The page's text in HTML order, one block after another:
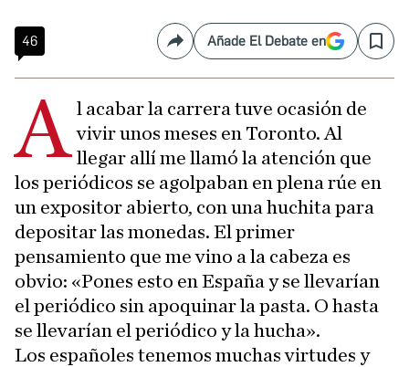
46 CompartirAñade El Debate en Save
A l acabar la carrera tuve ocasión de
vivir unos meses en Toronto. Al
llegar allí me llamó la atención que
los periódicos se agolpaban en plena rúe en
un expositor abierto, con una huchita para
depositar las monedas. El primer
pensamiento que me vino a la cabeza es
obvio: «Pones esto en España y se llevarían
el periódico sin apoquinar la pasta. O hasta
se llevarían el periódico y la hucha».
Los españoles tenemos muchas virtudes y